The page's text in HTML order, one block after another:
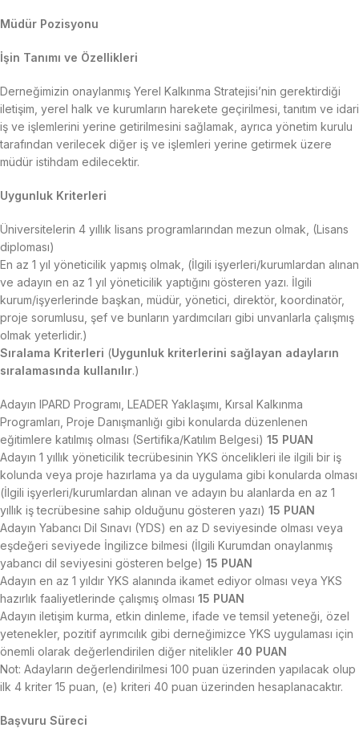
Müdür Pozisyonu
İşin Tanımı ve Özellikleri
Derneğimizin onaylanmış Yerel Kalkınma Stratejisi’nin gerektirdiği
iletişim, yerel halk ve kurumların harekete geçirilmesi, tanıtım ve idari
iş ve işlemlerini yerine getirilmesini sağlamak, ayrıca yönetim kurulu
tarafından verilecek diğer iş ve işlemleri yerine getirmek üzere
müdür istihdam edilecektir.
Uygunluk Kriterleri
Üniversitelerin 4 yıllık lisans programlarından mezun olmak, (Lisans
diploması)
En az 1 yıl yöneticilik yapmış olmak, (İlgili işyerleri/kurumlardan alınan
ve adayın en az 1 yıl yöneticilik yaptığını gösteren yazı. İlgili
kurum/işyerlerinde başkan, müdür, yönetici, direktör, koordinatör,
proje sorumlusu, şef ve bunların yardımcıları gibi unvanlarla çalışmış
olmak yeterlidir.)
Sıralama Kriterleri (Uygunluk kriterlerini sağlayan adayların
sıralamasında kullanılır.)
Adayın IPARD Programı, LEADER Yaklaşımı, Kırsal Kalkınma
Programları, Proje Danışmanlığı gibi konularda düzenlenen
eğitimlere katılmış olması (Sertifika/Katılım Belgesi) 15 PUAN
Adayın 1 yıllık yöneticilik tecrübesinin YKS öncelikleri ile ilgili bir iş
kolunda veya proje hazırlama ya da uygulama gibi konularda olması
(İlgili işyerleri/kurumlardan alınan ve adayın bu alanlarda en az 1
yıllık iş tecrübesine sahip olduğunu gösteren yazı) 15 PUAN
Adayın Yabancı Dil Sınavı (YDS) en az D seviyesinde olması veya
eşdeğeri seviyede İngilizce bilmesi (İlgili Kurumdan onaylanmış
yabancı dil seviyesini gösteren belge) 15 PUAN
Adayın en az 1 yıldır YKS alanında ikamet ediyor olması veya YKS
hazırlık faaliyetlerinde çalışmış olması 15 PUAN
Adayın iletişim kurma, etkin dinleme, ifade ve temsil yeteneği, özel
yetenekler, pozitif ayrımcılık gibi derneğimizce YKS uygulaması için
önemli olarak değerlendirilen diğer nitelikler 40 PUAN
Not: Adayların değerlendirilmesi 100 puan üzerinden yapılacak olup
ilk 4 kriter 15 puan, (e) kriteri 40 puan üzerinden hesaplanacaktır.
Başvuru Süreci